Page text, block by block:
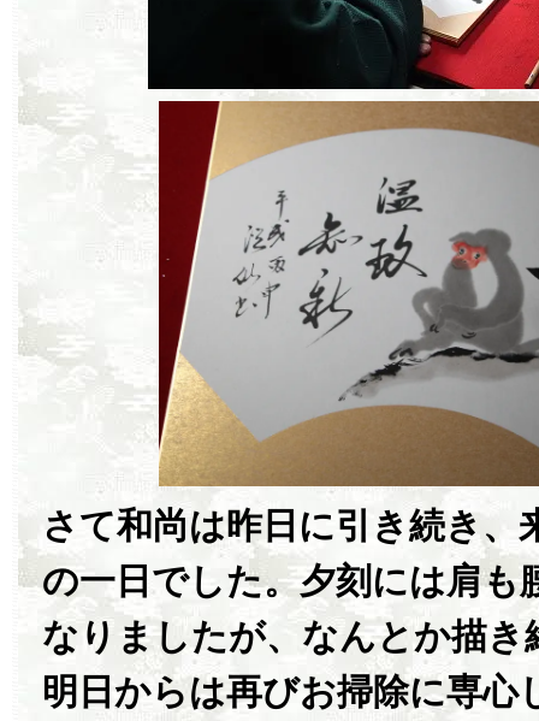
さて和尚は昨日に引き続き、
の一日でした。夕刻には肩も
なりましたが、なんとか描き
明日からは再びお掃除に専心